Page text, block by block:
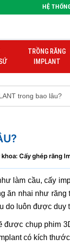
HỆ
TRỒNG RĂNG
IMPLANT
trong bao lâu?
khoa: Cấy ghép răng
làm cầu, cấy
ăn nhai như
do luôn được duy
được chụp phim
có kích